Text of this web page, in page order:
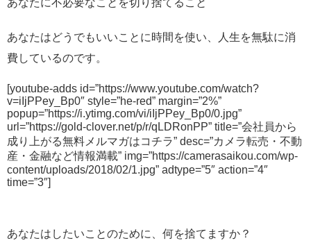
あなたはどうでもいいことに時間を使い、人生を無駄に消
費しているのです。
[youtube-adds id=”https://www.youtube.com/watch?
v=iIjPPey_Bp0″ style=”he-red” margin=”2%”
popup=”https://i.ytimg.com/vi/iIjPPey_Bp0/0.jpg”
url=”https://gold-clover.net/p/r/qLDRonPP” title=”会社員から
成り上がる無料メルマガはコチラ” desc=”カメラ転売・不動
産・金融など情報満載” img=”https://camerasaikou.com/wp-
content/uploads/2018/02/1.jpg” adtype=”5″ action=”4″
time=”3″]
あなたはしたいことのために、何を捨てますか？